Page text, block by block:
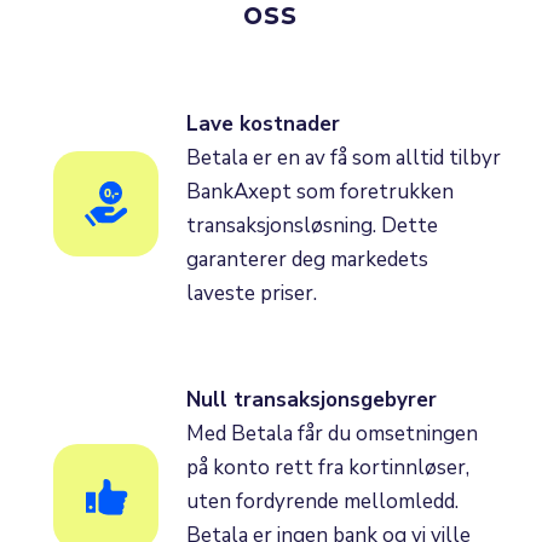
oss
Lave kostnader
Betala er en av få som alltid tilbyr
BankAxept som foretrukken
transaksjonsløsning. Dette
garanterer deg markedets
laveste priser.
Null transaksjonsgebyrer
Med Betala får du omsetningen
på konto rett fra kortinnløser,
uten fordyrende mellomledd.
Betala er ingen bank og vi ville